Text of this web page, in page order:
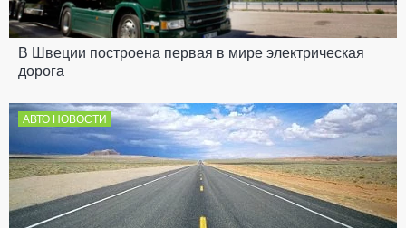
В Швеции построена первая в мире электрическая
дорога
АВТО НОВОСТИ